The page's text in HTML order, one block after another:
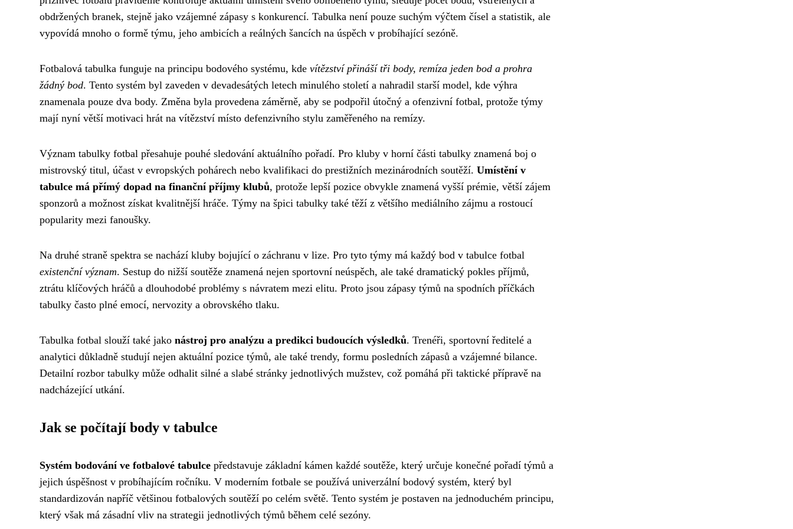
obdržených branek, stejně jako vzájemné zápasy s konkurencí. Tabulka není pouze suchým výčtem čísel a statistik, ale
vypovídá mnoho o formě týmu, jeho ambicích a reálných šancích na úspěch v probíhající sezóně.
Fotbalová tabulka funguje na principu bodového systému, kde vítězství přináší tři body, remíza jeden bod a prohra
žádný bod. Tento systém byl zaveden v devadesátých letech minulého století a nahradil starší model, kde výhra
znamenala pouze dva body. Změna byla provedena záměrně, aby se podpořil útočný a ofenzivní fotbal, protože týmy
mají nyní větší motivaci hrát na vítězství místo defenzivního stylu zaměřeného na remízy.
Význam tabulky fotbal přesahuje pouhé sledování aktuálního pořadí. Pro kluby v horní části tabulky znamená boj o
mistrovský titul, účast v evropských pohárech nebo kvalifikaci do prestižních mezinárodních soutěží. Umístění v
tabulce má přímý dopad na finanční příjmy klubů, protože lepší pozice obvykle znamená vyšší prémie, větší zájem
sponzorů a možnost získat kvalitnější hráče. Týmy na špici tabulky také těží z většího mediálního zájmu a rostoucí
popularity mezi fanoušky.
Na druhé straně spektra se nachází kluby bojující o záchranu v lize. Pro tyto týmy má každý bod v tabulce fotbal
existenční význam. Sestup do nižší soutěže znamená nejen sportovní neúspěch, ale také dramatický pokles příjmů,
ztrátu klíčových hráčů a dlouhodobé problémy s návratem mezi elitu. Proto jsou zápasy týmů na spodních příčkách
tabulky často plné emocí, nervozity a obrovského tlaku.
Tabulka fotbal slouží také jako nástroj pro analýzu a predikci budoucích výsledků. Trenéři, sportovní ředitelé a
analytici důkladně studují nejen aktuální pozice týmů, ale také trendy, formu posledních zápasů a vzájemné bilance.
Detailní rozbor tabulky může odhalit silné a slabé stránky jednotlivých mužstev, což pomáhá při taktické přípravě na
nadcházející utkání.
Jak se počítají body v tabulce
Systém bodování ve fotbalové tabulce představuje základní kámen každé soutěže, který určuje konečné pořadí týmů a
jejich úspěšnost v probíhajícím ročníku. V moderním fotbale se používá univerzální bodový systém, který byl
standardizován napříč většinou fotbalových soutěží po celém světě. Tento systém je postaven na jednoduchém principu,
který však má zásadní vliv na strategii jednotlivých týmů během celé sezóny.